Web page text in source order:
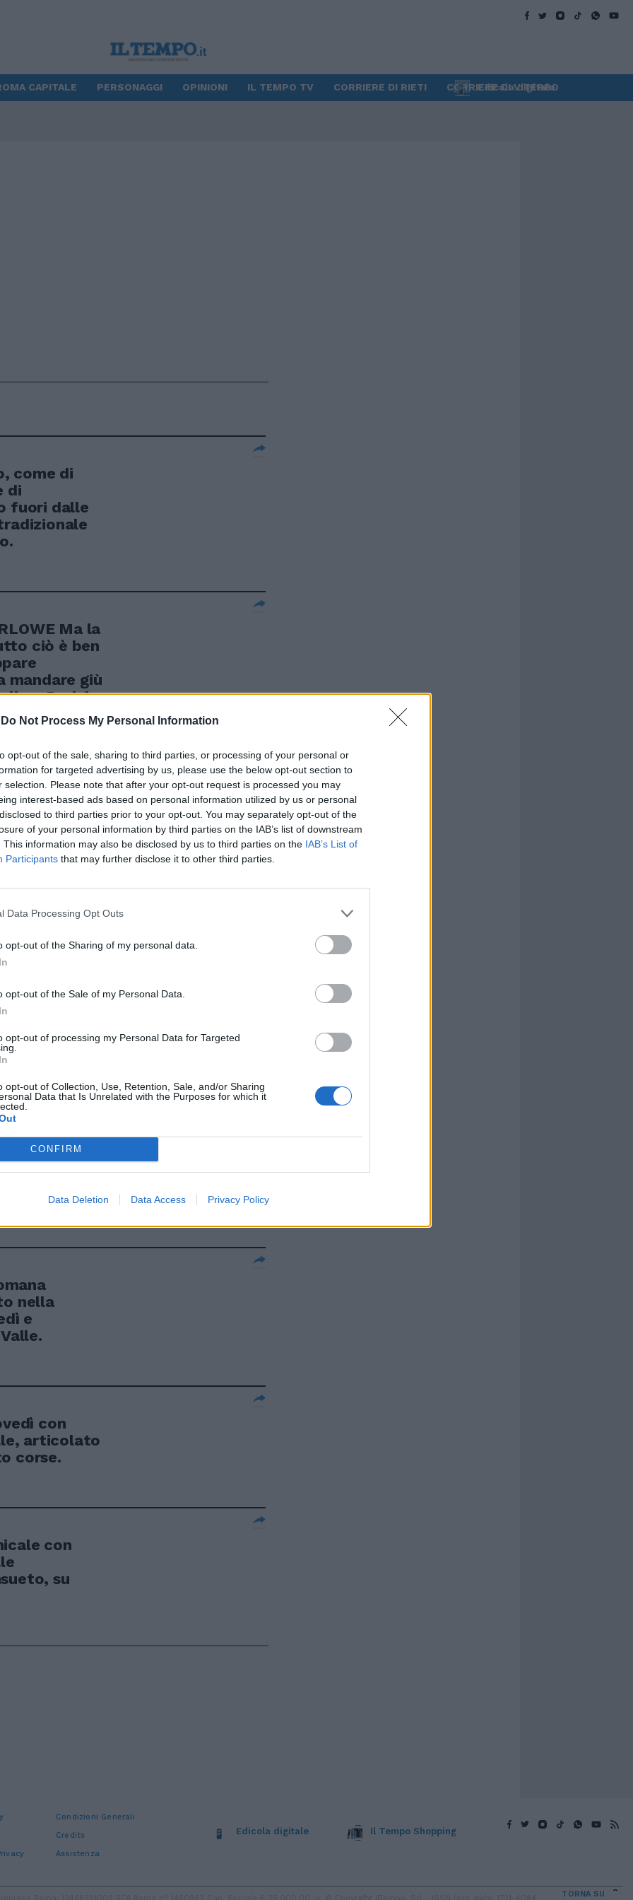
Do Not Process My Personal Information
opt-out of the sale, sharing to third parties, or processing of your personal or
for targeted advertising by us, please use the below opt-out section to
selection. Please note that after your opt-out request is processed you may
interest-based ads based on personal information utilized by us or personal
to third parties prior to your opt-out. You may separately opt-out of the
of your personal information by third parties on the IAB’s list of downstream
This information may also be disclosed by us to third parties on the IAB’s List of
Participants that may further disclose it to other third parties.
Data Processing Opt Outs
opt-out of the Sharing of my personal data.
opt-out of the Sale of my Personal Data.
opt-out of processing my Personal Data for Targeted
opt-out of Collection, Use, Retention, Sale, and/or Sharing
Data that Is Unrelated with the Purposes for which it
CONFIRM
Data Deletion Data Access Privacy Policy
CAPITALE PERSONAGGI OPINIONI IL TEMPO TV CORRIERE DI RIETI CORRIERE DI VITERBO
Edicola digitale
come di
di
fuori dalle
Ma la
ciò è ben
giù
Parigi e
al
consueto
la strada
domani.
che si
con il
di
nella
e
con
articolato
corse.
con
su
Condizioni Generali
Credits
Assistenza
Edicola digitale Il Tempo Shopping
TORNA SU